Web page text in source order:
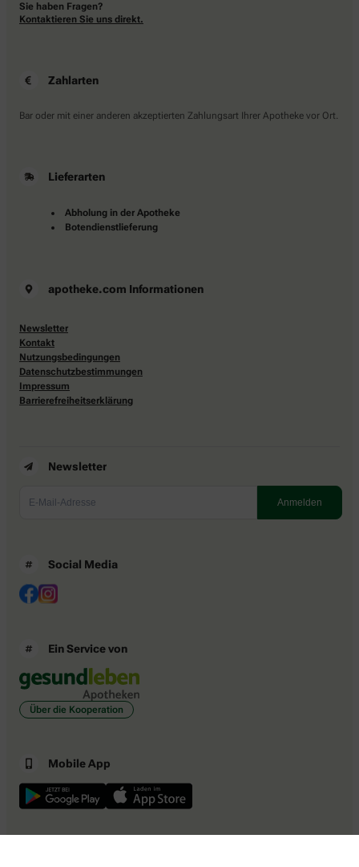
Sie haben Fragen?
Kontaktieren Sie uns direkt.
Zahlarten
Bar oder mit einer anderen akzeptierten Zahlungsart Ihrer Apotheke vor Ort.
Lieferarten
Abholung in der Apotheke
Botendienstlieferung
apotheke.com Informationen
Newsletter
Kontakt
Nutzungsbedingungen
Datenschutzbestimmungen
Impressum
Barrierefreiheitserklärung
Newsletter
Social Media
Ein Service von
Über die Kooperation
Mobile App